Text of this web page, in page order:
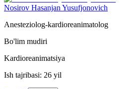
Nosirov Hasanjan Yusufjonovich
Anesteziolog-kardioreanimatolog
Bo'lim mudiri
Kardioreanimatsiya
Ish tajribasi: 26 yil